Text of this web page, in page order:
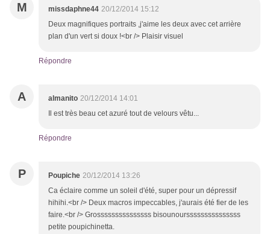
M missdaphne44 20/12/2014 15:12
Deux magnifiques portraits ,j'aime les deux avec cet arrière
plan d'un vert si doux !<br /> Plaisir visuel
Répondre
A almanito 20/12/2014 14:01
Il est très beau cet azuré tout de velours vêtu...
Répondre
P Poupiche 20/12/2014 13:26
Ca éclaire comme un soleil d'été, super pour un dépressif
hihihi.<br /> Deux macros impeccables, j'aurais été fier de les
faire.<br /> Grosssssssssssssss bisounoursssssssssssssss
petite poupichinetta.